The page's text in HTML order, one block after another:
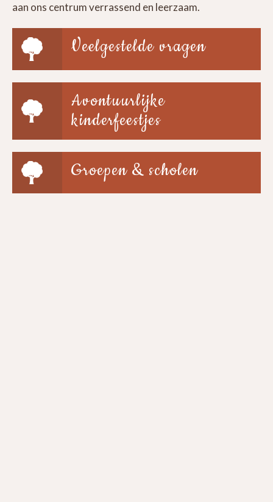
aan ons centrum verrassend en leerzaam.
Veelgestelde vragen
Avontuurlijke
kinderfeestjes
Groepen & scholen